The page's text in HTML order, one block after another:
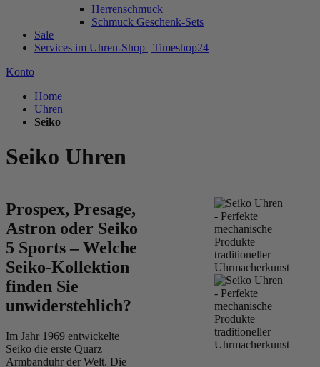
Herrenschmuck
Schmuck Geschenk-Sets
Sale
Services im Uhren-Shop | Timeshop24
Konto
Home
Uhren
Seiko
Seiko Uhren
Prospex, Presage,
Astron oder Seiko
5 Sports – Welche
Seiko-Kollektion
finden Sie
unwiderstehlich?
Im Jahr 1969 entwickelte
Seiko die erste Quarz
Armbanduhr der Welt. Die